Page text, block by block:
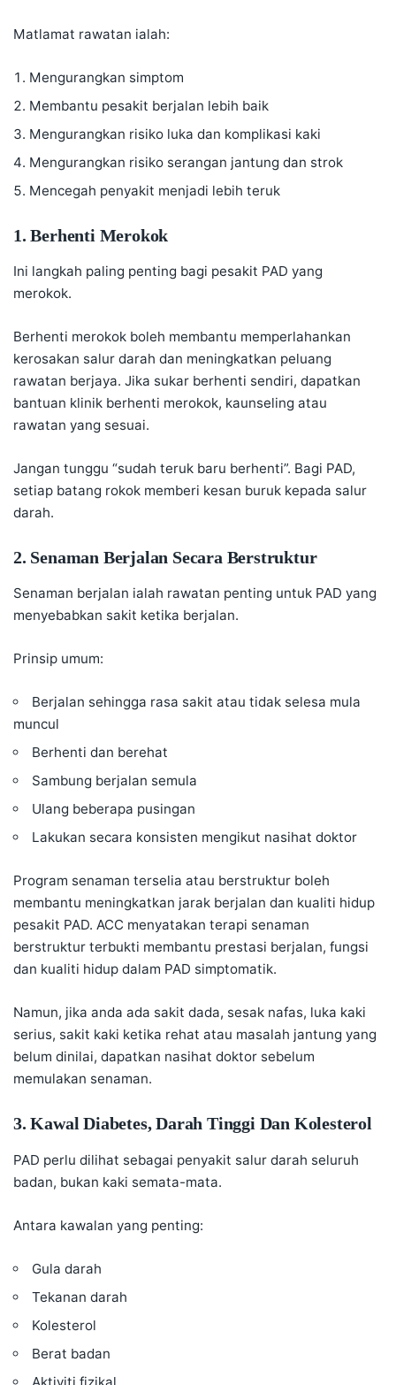
Matlamat rawatan ialah:
Mengurangkan simptom
Membantu pesakit berjalan lebih baik
Mengurangkan risiko luka dan komplikasi kaki
Mengurangkan risiko serangan jantung dan strok
Mencegah penyakit menjadi lebih teruk
1. Berhenti Merokok
Ini langkah paling penting bagi pesakit PAD yang
merokok.
Berhenti merokok boleh membantu memperlahankan
kerosakan salur darah dan meningkatkan peluang
rawatan berjaya. Jika sukar berhenti sendiri, dapatkan
bantuan klinik berhenti merokok, kaunseling atau
rawatan yang sesuai.
Jangan tunggu “sudah teruk baru berhenti”. Bagi PAD,
setiap batang rokok memberi kesan buruk kepada salur
darah.
2. Senaman Berjalan Secara Berstruktur
Senaman berjalan ialah rawatan penting untuk PAD yang
menyebabkan sakit ketika berjalan.
Prinsip umum:
Berjalan sehingga rasa sakit atau tidak selesa mula
muncul
Berhenti dan berehat
Sambung berjalan semula
Ulang beberapa pusingan
Lakukan secara konsisten mengikut nasihat doktor
Program senaman terselia atau berstruktur boleh
membantu meningkatkan jarak berjalan dan kualiti hidup
pesakit PAD. ACC menyatakan terapi senaman
berstruktur terbukti membantu prestasi berjalan, fungsi
dan kualiti hidup dalam PAD simptomatik.
Namun, jika anda ada sakit dada, sesak nafas, luka kaki
serius, sakit kaki ketika rehat atau masalah jantung yang
belum dinilai, dapatkan nasihat doktor sebelum
memulakan senaman.
3. Kawal Diabetes, Darah Tinggi Dan Kolesterol
PAD perlu dilihat sebagai penyakit salur darah seluruh
badan, bukan kaki semata-mata.
Antara kawalan yang penting:
Gula darah
Tekanan darah
Kolesterol
Berat badan